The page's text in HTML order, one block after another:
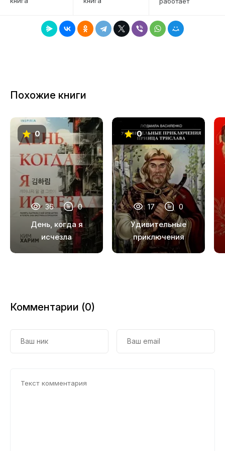
7
12
13
14
15
16
17
18
19
20
23
24
Похожие книги
0
36 0
День, когда я
исчезла
0
17 0
Удивительные
приключения
принца Трислава
Комментарии (0)